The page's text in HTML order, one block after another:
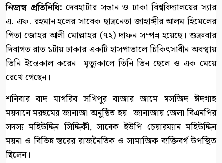
নিজস্ব প্রতিনিধি: দেবহাটার সন্তান ও ঢাকা বিশ্ববিদ্যালয়ের স্যার
এ. এফ. রহমান হলের সাবেক ছাত্রনেতা জাহাঙ্গীর আলম হিমেলের
পিতা জোহর আলী মোল্লাহর (৭২) দাফন সম্পন্ন হয়েছে। শুক্রবার
দিবাগত রাত ১টায় ঢাকার একটি হাসপাতালে চিকিৎসাধীন অবস্থায়
তিনি ইন্তেকাল করেন। মৃত্যুকালে তিনি তিন ছেলে ও এক মেয়ে
রেখে গেছেন।
শনিবার বাদ মাগরিব সখিপুর বাজার জামে মসজিদ ঈদগাহ
ময়দানে মরহুমের জানাজা অনুষ্ঠিত হয়। জানাজায় জেলা বিএনপির
সদস্য মহিউদ্দিন সিদ্দিকী, সাবেক ইউপি চেয়ারম্যান মহিউদ্দিন
ময়না ও বিভিন্ন স্তরের রাজনৈতিক ও সামাজিক ব্যক্তিবর্গ উপস্থিত
ছিলেন।